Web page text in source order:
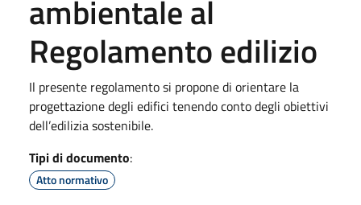
ambientale al
Regolamento edilizio
Il presente regolamento si propone di orientare la
progettazione degli edifici tenendo conto degli obiettivi
dell’edilizia sostenibile.
Tipi di documento:
Atto normativo